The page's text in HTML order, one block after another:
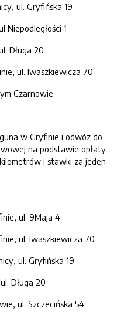
ul. Gryfińska 19
Niepodległości 1
Długa 20
ul. Iwaszkiewicza 70
Czarnowie
w Gryfinie i odwóz do
na podstawie opłaty
i stawki za jeden
ul. 9Maja 4
ul. Iwaszkiewicza 70
ul. Gryfińska 19
Długa 20
ul. Szczecińska 54